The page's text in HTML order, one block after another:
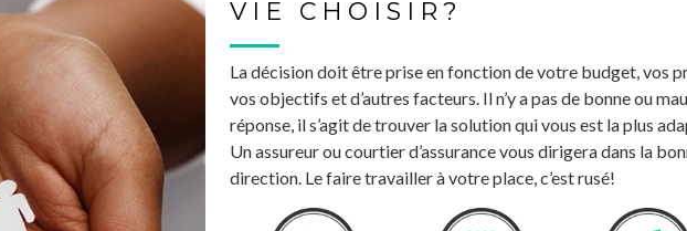
VIE CHOISIR?
La décision doit être prise en fonction de votre budget, vos
vos objectifs et d’autres facteurs. Il n’y a pas de bonne ou
réponse, il s’agit de trouver la solution qui vous est la plus
Un assureur ou courtier d’assurance vous dirigera dans la
direction. Le faire travailler à votre place, c’est rusé!